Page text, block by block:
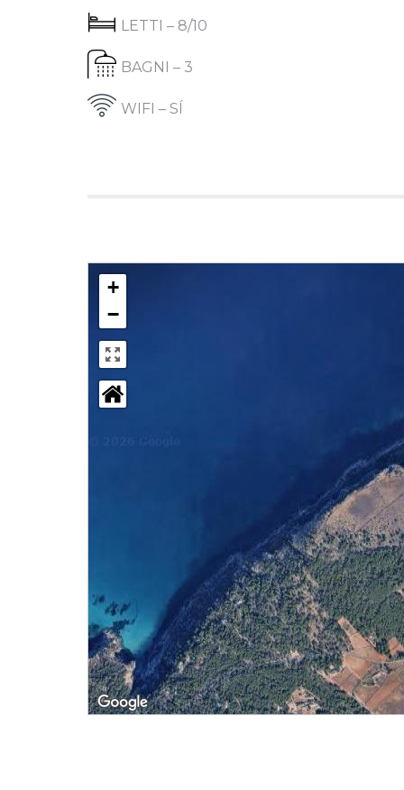
LETTI – 8/10
BAGNI – 3
WIFI – SÍ
+
−